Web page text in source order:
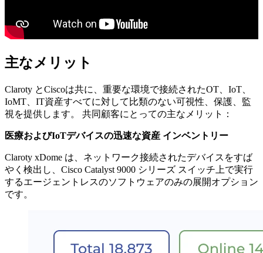
主なメリット
Claroty とCiscoは共に、重要な環境で接続されたOT、IoT、
IoMT、IT資産すべてに対して比類のない可視性、保護、監
視を提供します。 共同顧客にとっての主なメリット：
医療およびIoTデバイスの迅速な資産 インベントリー
Claroty xDome は、ネットワーク接続されたデバイスをすば
やく検出し、Cisco Catalyst 9000 シリーズ スイッチ上で実行
するエージェントレスのソフトウェアのみの展開オプション
です。